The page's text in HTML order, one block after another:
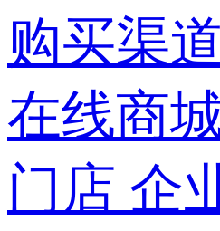
购买渠道
在线商
门店 企